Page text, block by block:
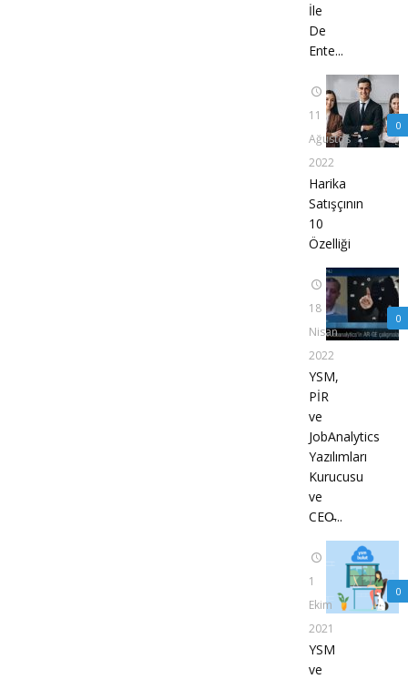
İle
De
Ente...
0
11
Ağustos
2022
Harika
Satışçının
10
Özelliği
0
18
Nisan
2022
YSM,
PİR
ve
JobAnalytics
Yazılımları
Kurucusu
ve
CEO̵...
0
1
Ekim
2021
YSM
ve